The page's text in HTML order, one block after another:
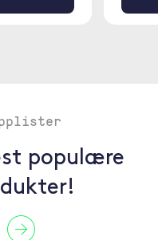
populære